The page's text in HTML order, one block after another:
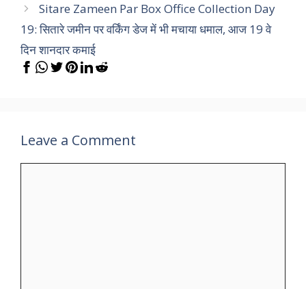
Sitare Zameen Par Box Office Collection Day
19: सितारे जमीन पर वर्किंग डेज में भी मचाया धमाल, आज 19 वे
दिन शानदार कमाई
Leave a Comment